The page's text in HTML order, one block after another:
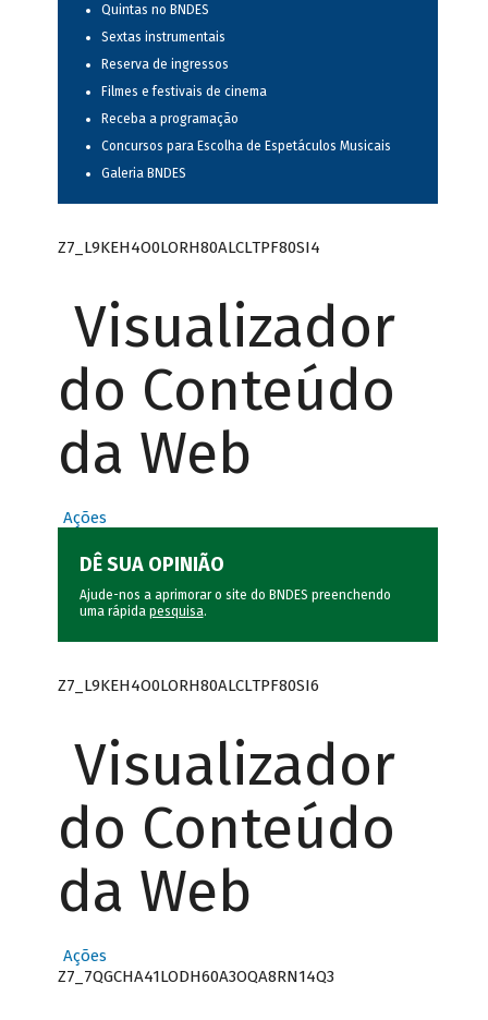
Quintas no BNDES
Sextas instrumentais
Reserva de ingressos
Filmes e festivais de cinema
Receba a programação
Concursos para Escolha de Espetáculos Musicais
Galeria BNDES
Z7_L9KEH4O0LORH80ALCLTPF80SI4
Visualizador
do Conteúdo
da Web
Ações
DÊ SUA OPINIÃO
Ajude-nos a aprimorar o site do BNDES preenchendo
uma rápida pesquisa.
Z7_L9KEH4O0LORH80ALCLTPF80SI6
Visualizador
do Conteúdo
da Web
Ações
Z7_7QGCHA41LODH60A3OQA8RN14Q3